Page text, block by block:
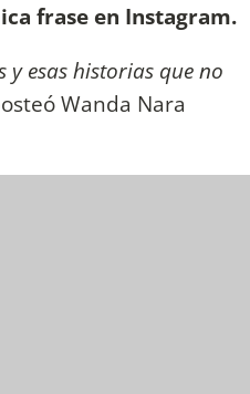
frase en Instagram.
y esas historias que no
Wanda Nara